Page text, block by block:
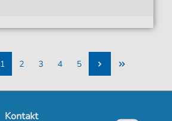
1
2
3
4
5
Kontakt